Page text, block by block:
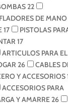
22
DE MANO
17
PISTOLAS
17
ARTICULOS PARA EL
26
CABLES
Y ACCESORIOS
ACCESORIOS PARA
Y AMARRE26